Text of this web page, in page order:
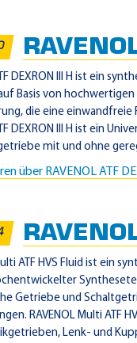
DEXRON III H ist ein
Basis von
die eine
DEXRON III H ist ein
mit und ohne
über RAVENOL ATF
ATF HVS Fluid ist ein
Getriebe und
RAVENOL Multi ATF
Lenk- und